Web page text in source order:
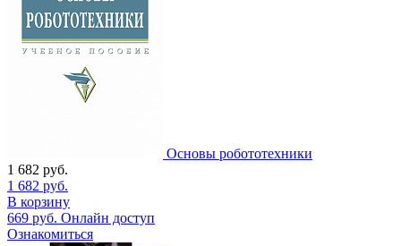
Основы робототехники
1 682 руб.
1 682 руб.
В корзину
669 руб. Онлайн доступ
Ознакомиться